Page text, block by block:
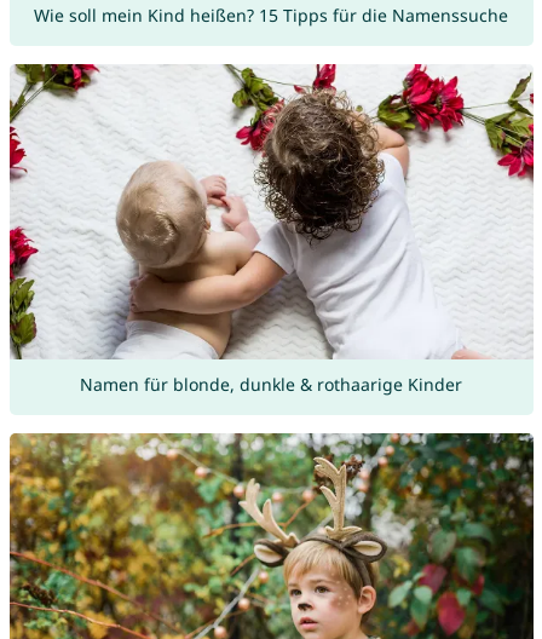
Wie soll mein Kind heißen? 15 Tipps für die Namenssuche
Namen für blonde, dunkle & rothaarige Kinder